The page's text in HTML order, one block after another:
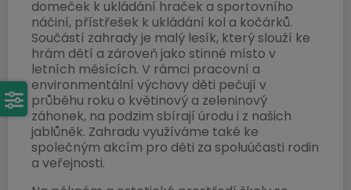
domeček k ukládání hraček a sportovního
náčiní, přístřešek k ukládání kol a kočárků.
Součástí zahrady je malý lesík, který slouží ke
hrám dětí a zároveň jako stinné místo v
letních měsících. V rámci pracovní a
environmentální výchovy děti pečují v
průběhu roku o květinový a zeleninový
záhonek, na podzim sbírají úrodu i z našich
jablůněk. Zahradu využíváme také ke
společným akcím pro děti za spoluúčasti rodin
a veřejnosti.